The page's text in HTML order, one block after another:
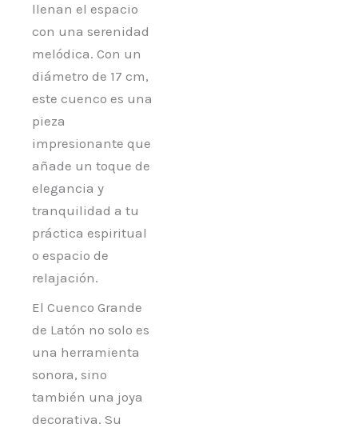
llenan el espacio
con una serenidad
melódica. Con un
diámetro de 17 cm,
este cuenco es una
pieza
impresionante que
añade un toque de
elegancia y
tranquilidad a tu
práctica espiritual
o espacio de
relajación.
El Cuenco Grande
de Latón no solo es
una herramienta
sonora, sino
también una joya
decorativa. Su